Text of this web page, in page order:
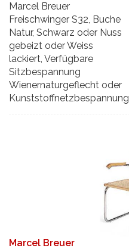
Marcel Breuer
Freischwinger S32, Buche
Natur, Schwarz oder Nuss
gebeizt oder Weiss
lackiert, Verfügbare
Sitzbespannung
Wienernaturgeflecht oder
Kunststoffnetzbespannung
Marcel Breuer